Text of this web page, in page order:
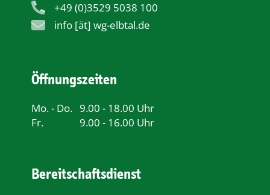
+49 (0)3529 5038 100
info [ät] wg-elbtal.de
Öffnungszeiten
Mo. - Do. 9.00 - 18.00 Uhr
Fr.
9.00 - 16.00 Uhr
Bereitschaftsdienst